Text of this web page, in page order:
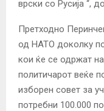
врски со Русија “,
Претходно
од НАТО доколку
кои ќе се одржат
политичарот веќе
изборен совет за
потребни 100.000